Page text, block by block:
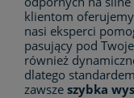
klientom oferujemy
nasi eksperci
pasujący pod Twoje
również
dlatego
zawsze szybka